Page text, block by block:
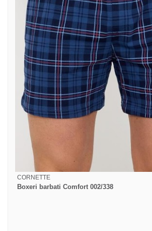
CORNETTE
Boxeri barbati Comfort 002/338